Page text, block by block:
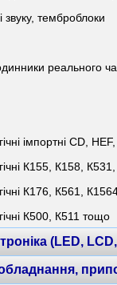
звуку, темброблоки
реального
імпортні CD, HEF,
К155, К158,
К176, К561,
К500, К511 тощо
(LED,